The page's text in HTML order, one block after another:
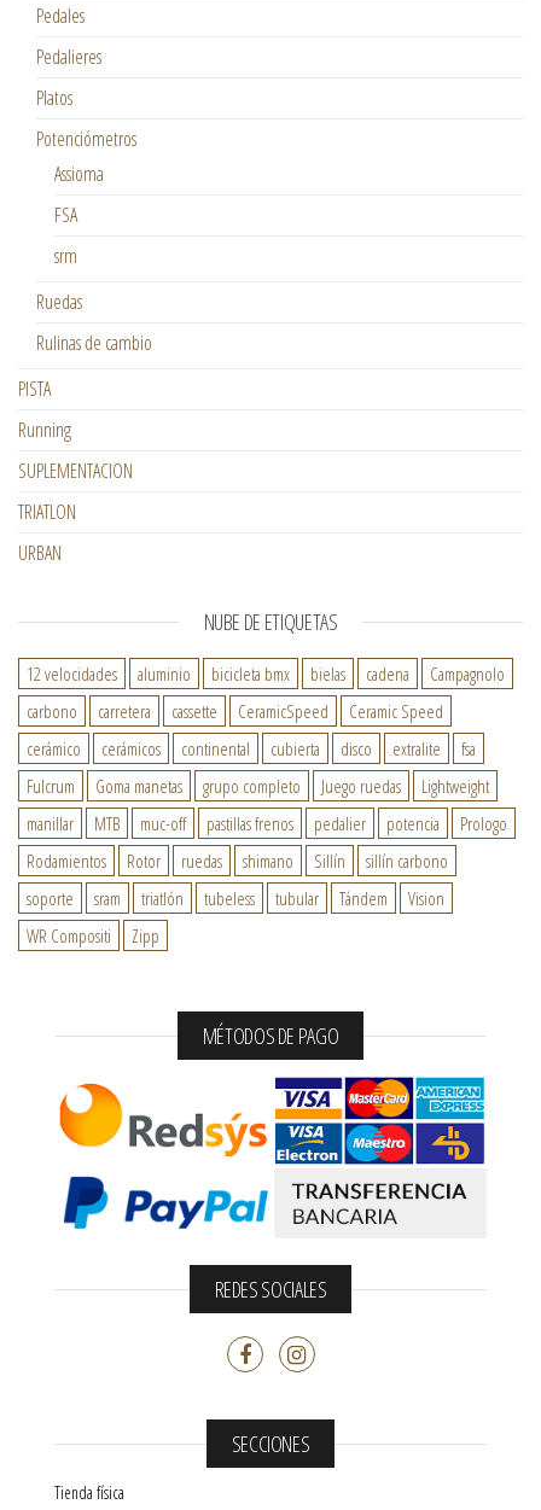
Pedales
Pedalieres
Platos
Potenciómetros
Assioma
FSA
srm
Ruedas
Rulinas de cambio
PISTA
Running
SUPLEMENTACION
TRIATLON
URBAN
NUBE DE ETIQUETAS
12 velocidades aluminio bicicleta bmx bielas cadena
Campagnolo
carbono
carretera cassette CeramicSpeed
Ceramic Speed
cerámico
cerámicos continental cubierta disco extralite
fsa
Fulcrum
Goma manetas grupo completo Juego ruedas
Lightweight
manillar
MTB muc-off pastillas frenos pedalier potencia
Prologo
Rodamientos
Rotor ruedas shimano Sillín
sillín carbono
soporte
sram triatlón tubeless tubular Tándem
Vision
WR Compositi
Zipp
MÉTODOS DE PAGO
REDES SOCIALES
SECCIONES
Tienda física